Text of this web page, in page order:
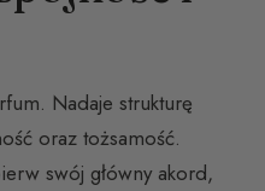
Nadaje strukturę
oraz tożsamość.
swój główny akord,